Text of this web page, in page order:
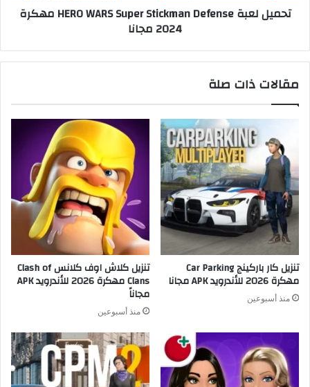
تحميل لعبة HERO WARS Super Stickman Defense مهكرة
2024 مجانا
مقالات ذات صلة
تنزيل كار باركينج Car Parking
مهكرة 2026 للأندرويد APK مجانا
منذ أسبوعين
تنزيل كلاش اوف كلانس Clash of
Clans مهكرة 2026 للأندرويد APK
مجاناً
منذ أسبوعين